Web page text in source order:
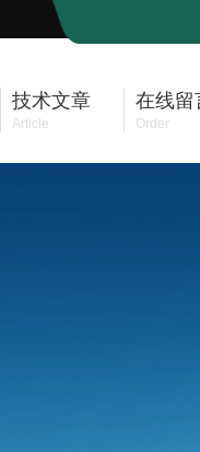
技术文章
Article
在线留
Order